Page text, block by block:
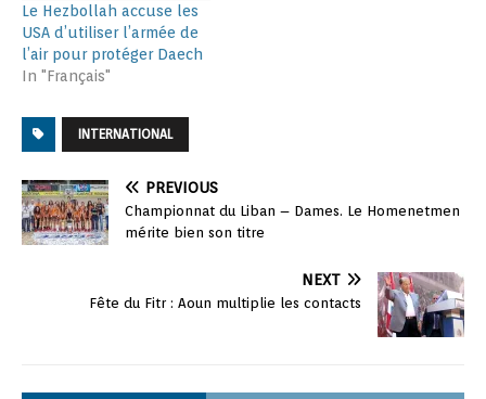
Le Hezbollah accuse les
USA d’utiliser l’armée de
l’air pour protéger Daech
In "Français"
INTERNATIONAL
PREVIOUS
Championnat du Liban – Dames. Le Homenetmen
mérite bien son titre
NEXT
Fête du Fitr : Aoun multiplie les contacts